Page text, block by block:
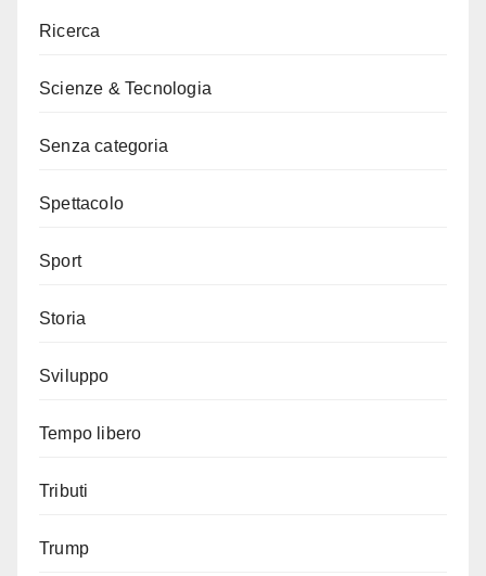
Ricerca
Scienze & Tecnologia
Senza categoria
Spettacolo
Sport
Storia
Sviluppo
Tempo libero
Tributi
Trump